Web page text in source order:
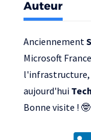
Auteur
Anciennement
Microsoft France
l'infrastructure,
aujourd'hui
Bonne visite ! 🤓